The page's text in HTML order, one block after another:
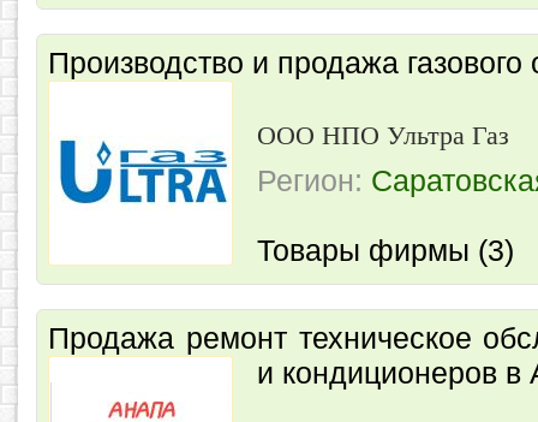
Производство и продажа
ООО НПО Ультра Газ
Регион:
Товары фирмы (3)
Продажа ремонт техническое
и кондиционеров в